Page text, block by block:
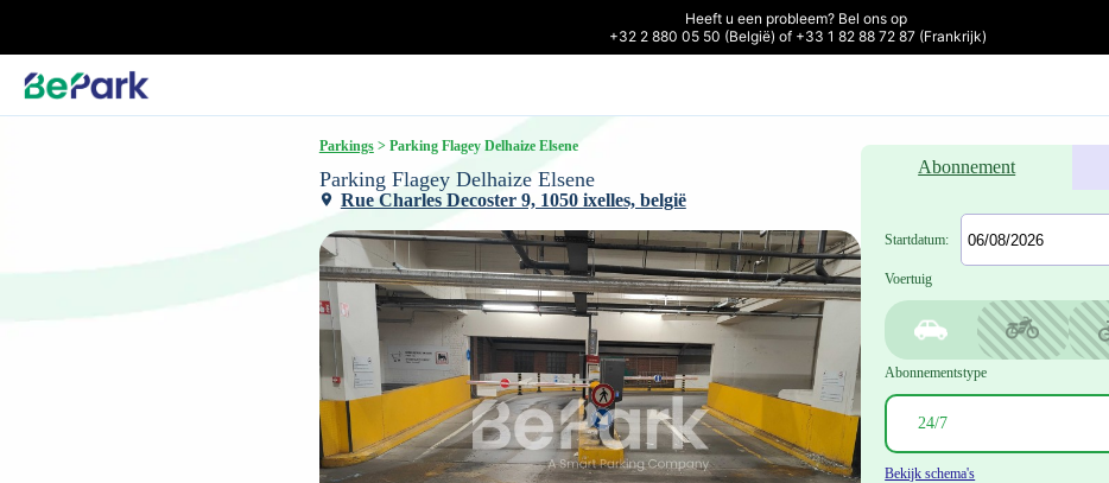
Heeft u een probleem? Bel ons op
+32 2 880 05 50 (België) of +33 1 82 88 72 87 (Frankrijk)
Parkings > Parking Flagey Delhaize Elsene
Parking Flagey Delhaize Elsene
Rue Charles Decoster 9, 1050 ixelles, belgië
Abonnement
Startdatum:
Voertuig
Abonnementstype
Bekijk schema's